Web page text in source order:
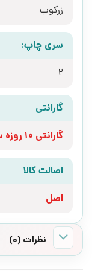
زرکوب
سری چاپ:
2
گارانتی
گارانتی 10 روزه سلامت فیزیکی کتاب
اصالت کالا
اصل
نظرات (0)